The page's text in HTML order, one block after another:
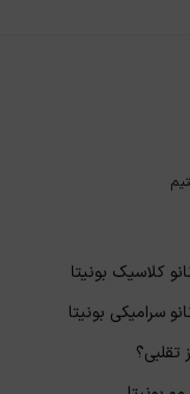
کلاسیک بونیتا
سرامیکی بونیتا